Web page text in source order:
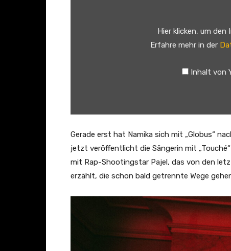
l
–
T
o
Hier klicken, um den
Erfahre mehr in der
Inhalt von
Gerade erst hat Namika sich mit „Globus“
jetzt veröffentlicht die Sängerin mit
mit Rap-Shootingstar Pajel, das von den
erzählt, die schon bald getrennte Wege